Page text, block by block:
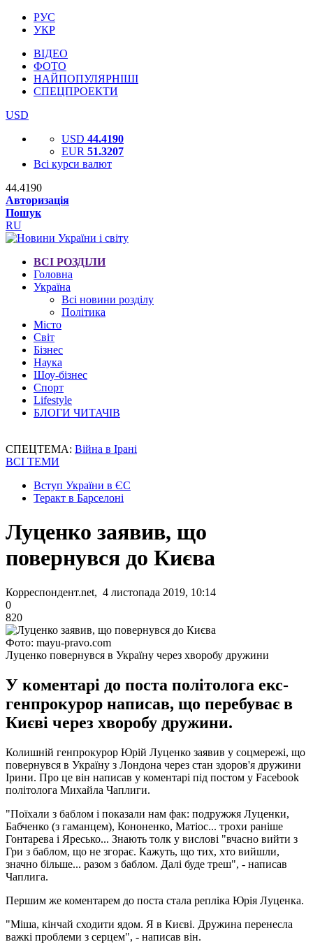
РУС
УКР
ВІДЕО
ФОТО
НАЙПОПУЛЯРНІШІ
СПЕЦПРОЕКТИ
USD
USD 44.4190
EUR 51.3207
Всі курси валют
44.4190
Авторизація
Пошук
RU
ВСІ РОЗДІЛИ
Головна
Україна
Всі новини розділу
Політика
Місто
Світ
Бізнес
Наука
Шоу-бізнес
Спорт
Lifestyle
БЛОГИ ЧИТАЧІВ
СПЕЦТЕМА: Війна в Ірані
ВСІ ТЕМИ
Вступ України в ЄС
Теракт в Барселоні
Луценко заявив, що
повернувся до Києва
Корреспондент.net, 4 листопада 2019, 10:14
0
820
Фото: mayu-pravo.com
Луценко повернувся в Україну через хворобу дружини
У коментарі до поста політолога екс-
генпрокурор написав, що перебуває в
Києві через хворобу дружини.
Колишній генпрокурор Юрій Луценко заявив у соцмережі, що
повернувся в Україну з Лондона через стан здоров'я дружини
Ірини. Про це він написав у коментарі під постом у Facebook
політолога Михайла Чаплиги.
"Поїхали з баблом і показали нам фак: подружжя Луценки,
Бабченко (з гаманцем), Кононенко, Матіос... трохи раніше
Гонтарева і Яресько... Знають толк у вислові "вчасно вийти з
Гри з баблом, що не згорає. Кажуть, що тих, хто вийшли,
значно більше... разом з баблом. Далі буде треш", - написав
Чаплига.
Першим же коментарем до поста стала репліка Юрія Луценка.
"Міша, кінчай сходити ядом. Я в Києві. Дружина перенесла
важкі проблеми з серцем", - написав він.